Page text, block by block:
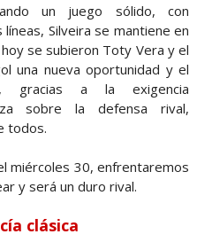
un juego sólido, con
Silveira se mantiene en
se subieron Toty Vera y el
una nueva oportunidad y el
gracias a la exigencia
sobre la defensa rival,
todos.
miércoles 30, enfrentaremos
y será un duro rival.
clásica